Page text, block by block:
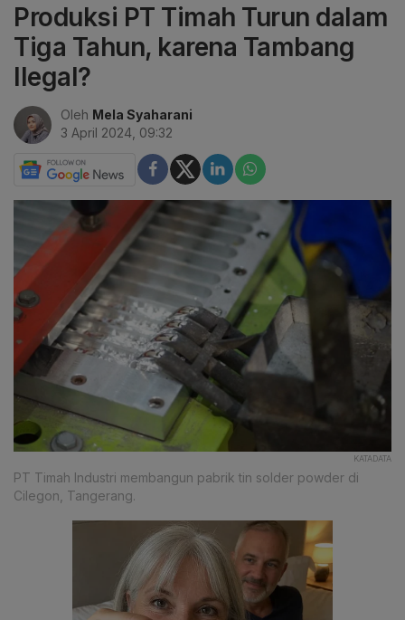
Produksi PT Timah Turun dalam
Tiga Tahun, karena Tambang
Ilegal?
Oleh Mela Syaharani
3 April 2024, 09:32
KATADATA
PT Timah Industri membangun pabrik tin solder powder di
Cilegon, Tangerang.